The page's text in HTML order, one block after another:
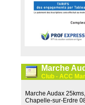
Marche
Club - ACC
Marche Audax
Chapelle-sur-Erdre